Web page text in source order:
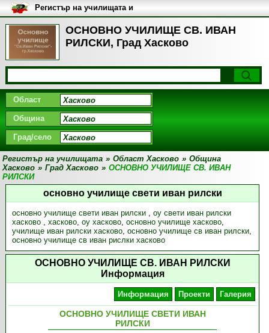
ОСНОВНО УЧИЛИЩЕ СВ. ИВАН
РИЛСКИ, Град Хасково
Регистър на училищата и
университетите в България
Област
Община
Град/село
Регистър на училищата » Област Хасково » Община
Хасково » Град Хасково » ОСНОВНО УЧИЛИЩЕ СВ. ИВАН
РИЛСКИ
основно училище свети иван рилски
основно училище свети иван рилски , оу свети иван рилски
хасково , хасково, оу хасково, основно училище хасково,
училище иван рилски хасково, основно училище св иван рилски,
основно училище св иван рислки хасково
ОСНОВНО УЧИЛИЩЕ СВ. ИВАН РИЛСКИ
Информация
Информация Проекти Галерия
ОСНОВНО УЧИЛИЩЕ СВЕТИ ИВАН
РИЛСКИ